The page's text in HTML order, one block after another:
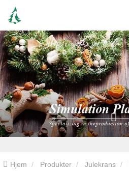
Hjem Produkter Julekrans